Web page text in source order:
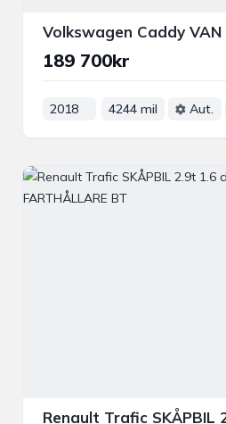
189 700kr
2018 4244 mil Aut.